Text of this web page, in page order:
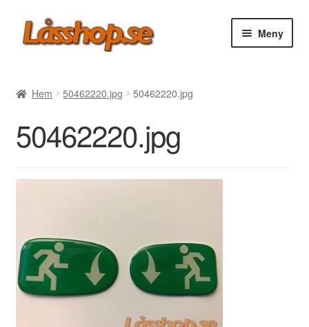
Hoppa
till
Hoppa
till
Meny
Support
Hem 50462220.jpg 50462220.jpg
50462220.jpg